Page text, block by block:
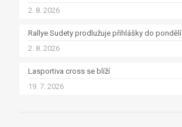
2. 8. 2026
Rallye Sudety prodlužuje přihlášky do pondělí
2. 8. 2026
Lasportiva cross se blíží
19. 7. 2026